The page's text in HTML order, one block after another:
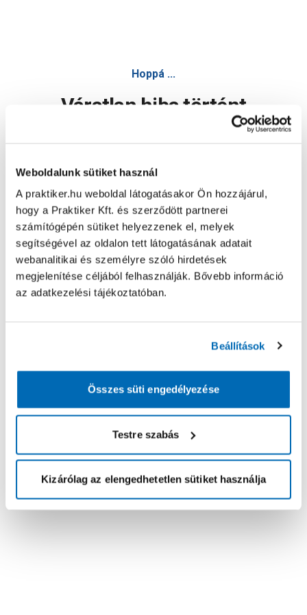
Weboldalunk sütiket használ
A praktiker.hu weboldal látogatásakor Ön hozzájárul,
hogy a Praktiker Kft. és szerződött partnerei
számítógépén sütiket helyezzenek el, melyek
segítségével az oldalon tett látogatásának adatait
webanalitikai és személyre szóló hirdetések
megjelenítése céljából felhasználják. Bővebb információ
az adatkezelési tájékoztatóban.
Beállítások
Összes süti engedélyezése
Testre szabás
Kizárólag az elengedhetetlen sütiket használja
Hoppá ...
Váratlan hiba történt
Oldal újratöltése